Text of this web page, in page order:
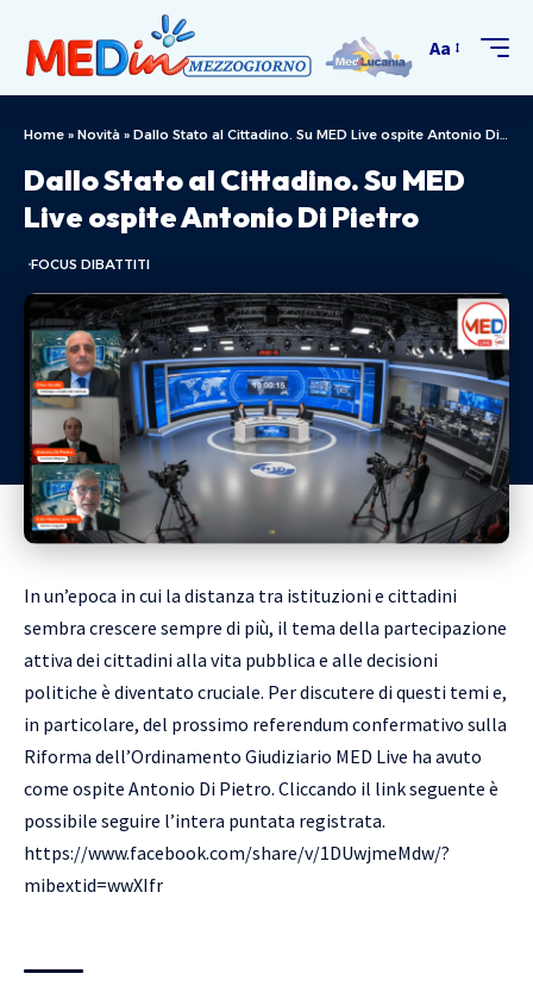
Aa
Home » Novità » Dallo Stato al Cittadino. Su MED Live ospite Antonio Di Pietro
Dallo Stato al Cittadino. Su MED
Live ospite Antonio Di Pietro
FOCUS DIBATTITI
In un’epoca in cui la distanza tra istituzioni e cittadini
sembra crescere sempre di più, il tema della partecipazione
attiva dei cittadini alla vita pubblica e alle decisioni
politiche è diventato cruciale. Per discutere di questi temi e,
in particolare, del prossimo referendum confermativo sulla
Riforma dell’Ordinamento Giudiziario MED Live ha avuto
come ospite Antonio Di Pietro. Cliccando il link seguente è
possibile seguire l’intera puntata registrata.
https://www.facebook.com/share/v/1DUwjmeMdw/?
mibextid=wwXIfr